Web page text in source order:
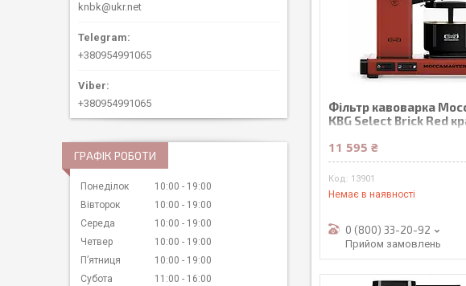
Фільтр кавоварка
KBG Select Brick Red
11 595 ₴
13901
Немає в наявності
0 (800) 33-20-92
Прийом замовлень
knbk@ukr.net
+380954991065
+380954991065
ГРАФІК РОБОТИ
Понеділок 10:00
19:00
Вівторок
10:00
19:00
Середа
10:00
19:00
Четвер
10:00
19:00
Пʼятниця
10:00
19:00
Субота
11:00
16:00